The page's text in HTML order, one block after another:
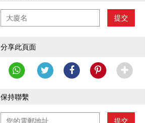
提交
分享此頁面
保持聯繫
提交